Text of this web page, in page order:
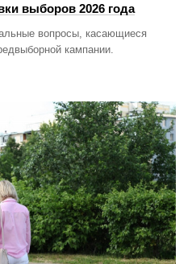
выборов 2026 года
вопросы, касающиеся
кампании.